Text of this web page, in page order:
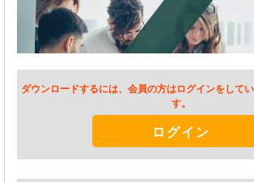
ダウンロードするには、会員の方はログインをして
す。
ログイン